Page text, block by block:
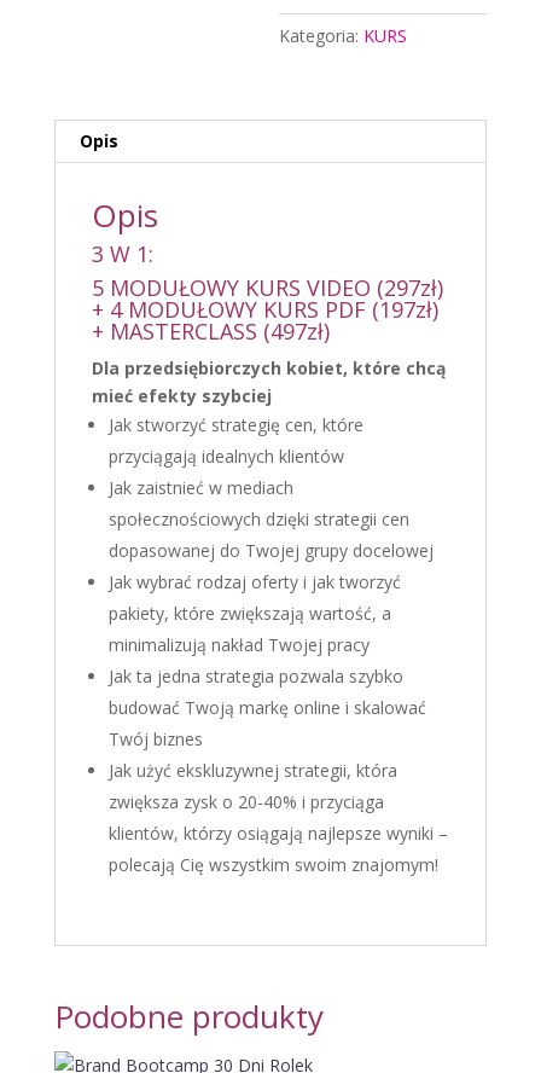
Kategoria: KURS
Opis
Opis
3 W 1:
5 MODUŁOWY KURS VIDEO (297zł)
+ 4 MODUŁOWY KURS PDF (197zł)
+ MASTERCLASS (497zł)
Dla przedsiębiorczych kobiet, które chcą
mieć efekty szybciej
Jak stworzyć strategię cen, które
przyciągają idealnych klientów
Jak zaistnieć w mediach
społecznościowych dzięki strategii cen
dopasowanej do Twojej grupy docelowej
Jak wybrać rodzaj oferty i jak tworzyć
pakiety, które zwiększają wartość, a
minimalizują nakład Twojej pracy
Jak ta jedna strategia pozwala szybko
budować Twoją markę online i skalować
Twój biznes
Jak użyć ekskluzywnej strategii, która
zwiększa zysk o 20-40% i przyciąga
klientów, którzy osiągają najlepsze wyniki –
polecają Cię wszystkim swoim znajomym!
Podobne produkty